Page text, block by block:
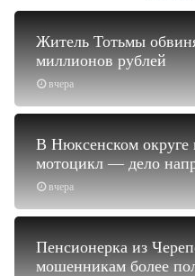
вчера
Житель Тотьмы
миллионов рублей
вчера
В Нюксенском округе
мотоцикл — дело
Пенсионерка из
мошенникам более